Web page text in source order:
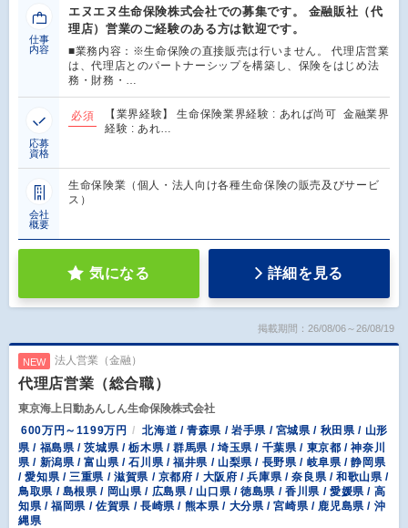
仕事
内容
エヌエヌ生命保険株式会社での募集です。 金融販社（代
理店）営業のご経験のある方は歓迎です。
■業務内容：※生命保険の直接販売は行いません。 代理店営業
は、代理店とのパートナーシップを構築し、保険をはじめ法
務・財務・…
応募
資格
必須
【業界経験】 生命保険業界経験 : あれば尚可 金融業界
経験 : あれ…
会社
概要
生命保険業（個人・法人向け各種生命保険の販売及びサービ
ス）
気になる 詳細を見る
掲載期間：26/08/06～26/08/19
NEW 法人営業（金融）
代理店営業（総合職）
東京海上日動あんしん生命保険株式会社
600万円～1199万円
北海道 / 青森県 / 岩手県 / 宮城県 / 秋田県 / 山形
県 / 福島県 / 茨城県 / 栃木県 / 群馬県 / 埼玉県 / 千葉県 / 東京都 / 神奈川
県 / 新潟県 / 富山県 / 石川県 / 福井県 / 山梨県 / 長野県 / 岐阜県 / 静岡県
/ 愛知県 / 三重県 / 滋賀県 / 京都府 / 大阪府 / 兵庫県 / 奈良県 / 和歌山県 /
鳥取県 / 島根県 / 岡山県 / 広島県 / 山口県 / 徳島県 / 香川県 / 愛媛県 / 高
知県 / 福岡県 / 佐賀県 / 長崎県 / 熊本県 / 大分県 / 宮崎県 / 鹿児島県 / 沖
縄県